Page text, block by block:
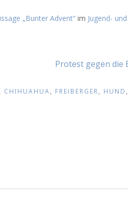
„Bunter Advent“im Jugend-
Next
Protest gegen die
CHIHUAHUA, FREIBERGER, HUND ,